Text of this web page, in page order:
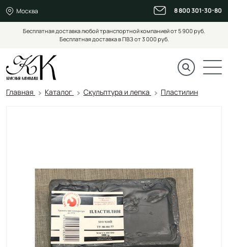
Москва 8 800 301-30-80
Бесплатная доставка любой транспортной компанией от 5 900 руб.
Бесплатная доставка в ПВЗ от 3 000 руб.
Главная Каталог Скульптура и лепка Пластилин